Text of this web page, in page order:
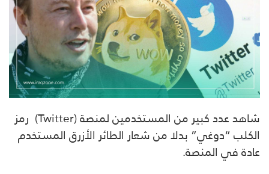
شاهد عدد كبير من المستخدمين لمنصة (Twitter) رمز
الكلب “دوغي” بدلا من شعار الطائر الأزرق المستخدم
عادة في المنصة.